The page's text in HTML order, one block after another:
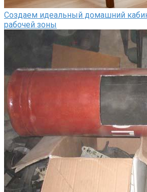
Создаем идеальный домашний
рабочей зоны